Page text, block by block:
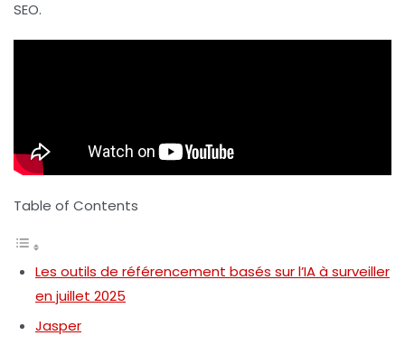
SEO.
Table of Contents
Les outils de référencement basés sur l’IA à surveiller
en juillet 2025
Jasper